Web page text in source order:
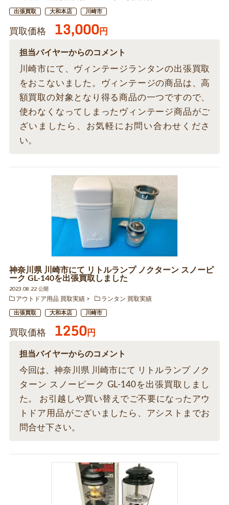
出張買取 大和本店 川崎市
買取価格 13,000円
担当バイヤーからのコメント
川崎市にて、ヴィンテージランタンの出張買取
をおこないました。ヴィンテージの商品は、高
額買取の対象となり得る商品の一つですので、
使わなくなってしまったヴィンテージ商品がご
ざいましたら、お気軽にお問い合わせくださ
い。
神奈川県 川崎市にて リトルランプ ノクターン スノーピ
ーク GL-140を出張買取しました
2023.08.22 公開
アウトドア用品 買取実績
ランタン 買取実績
出張買取 大和本店 川崎市
買取価格 1250円
担当バイヤーからのコメント
今回は、神奈川県 川崎市にて リトルランプ ノク
ターン スノーピーク GL-140を出張買取しまし
た。 お引越しや買い替えでご不要になったアウ
トドア用品がございましたら、アシストまでお
問合せ下さい。